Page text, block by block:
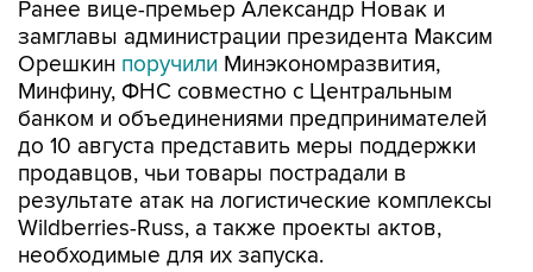
ОрешкинпоручилиМинэкономразвития,
Минфину, ФНС совместно с Центральным
банком и объединениями предпринимателей
до 10 августа представить меры поддержки
продавцов, чьи товары пострадали в
результате атак на логистические комплексы
Wildberries-Russ, а также проекты актов,
необходимые для их запуска.
Глава Минэкономразвития Максим Решетников